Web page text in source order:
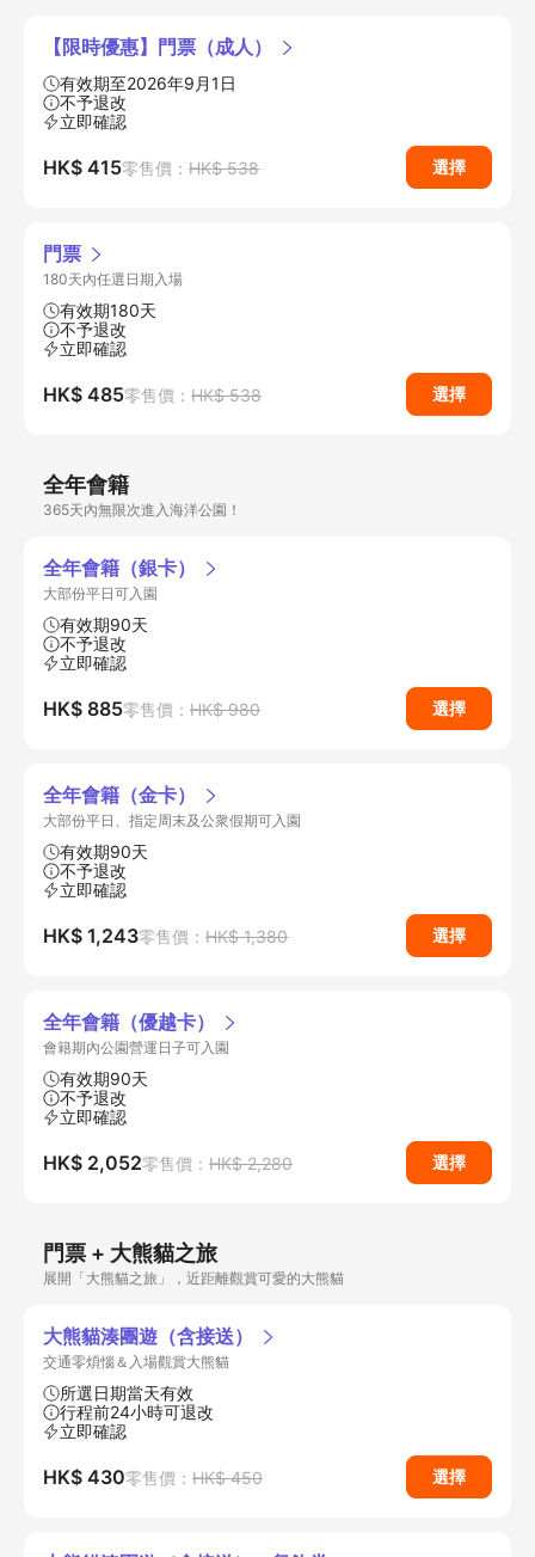
【限時優惠】門票（成人）
有效期至2026年9月1日
不予退改
立即確認
零售價： HK$ 538
HK$ 415 選擇
門票
180天內任選日期入場
有效期180天
不予退改
立即確認
零售價： HK$ 538
HK$ 485 選擇
全年會籍
365天內無限次進入海洋公園！
全年會籍（銀卡）
大部份平日可入園
有效期90天
不予退改
立即確認
零售價： HK$ 980
HK$ 885 選擇
全年會籍（金卡）
大部份平日、指定周末及公衆假期可入園
有效期90天
不予退改
立即確認
零售價： HK$ 1,380
HK$ 1,243 選擇
全年會籍（優越卡）
會籍期內公園營運日子可入園
有效期90天
不予退改
立即確認
零售價： HK$ 2,280
HK$ 2,052 選擇
門票 + 大熊貓之旅
展開「大熊貓之旅」，近距離觀賞可愛的大熊貓
大熊貓湊團遊（含接送）
交通零煩惱＆入場觀賞大熊貓
所選日期當天有效
行程前24小時可退改
立即確認
零售價： HK$ 450
HK$ 430 選擇